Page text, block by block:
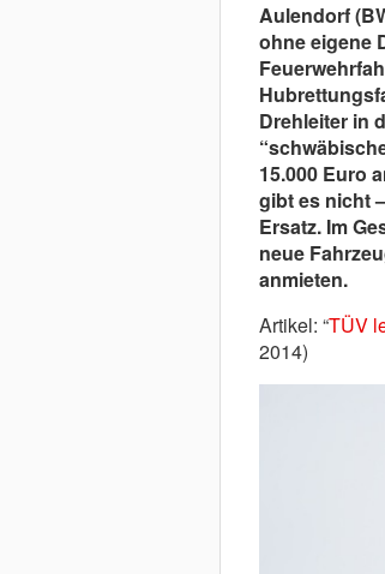
Aulendorf
ohne eigene
Drehleiter in
15.000 Euro
gibt es nicht
Ersatz. Im
neue
anmieten.
Artikel: “TÜV
2014)